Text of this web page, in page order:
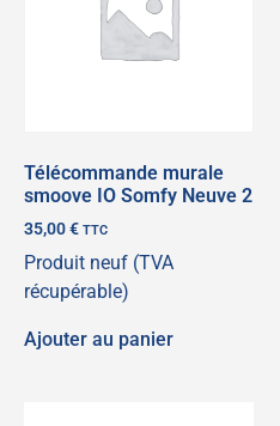
Télécommande murale
smoove IO Somfy Neuve 2
35,00€ TTC
Produit neuf (TVA
récupérable)
Ajouter au panier